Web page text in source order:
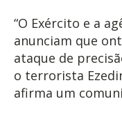
“O Exército e a
anunciam que
ataque de
o terrorista
afirma um